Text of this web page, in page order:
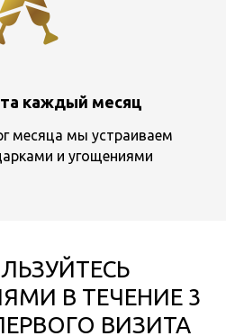
каждый месяц
месяца мы устраиваем
и угощениями
В ТЕЧЕНИЕ 3
ВИЗИТА